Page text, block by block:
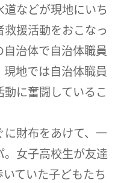
などが現地にいち
援活動をおこなっ
治体で自治体職員
地では自治体職員
に奮闘しているこ
財布をあけて、一
女子高校生が友達
ていた子どもたち